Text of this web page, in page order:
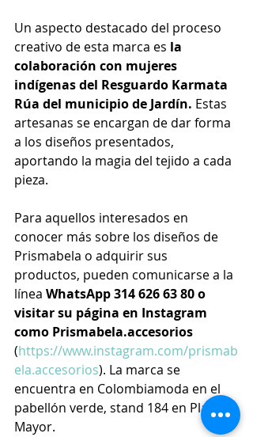
Un aspecto destacado del proceso
creativo de esta marca es la
colaboración con mujeres
indígenas del Resguardo Karmata
Rúa del municipio de Jardín. Estas
artesanas se encargan de dar forma
a los diseños presentados,
aportando la magia del tejido a cada
pieza.
Para aquellos interesados en
conocer más sobre los diseños de
Prismabela o adquirir sus
productos, pueden comunicarse a la
línea WhatsApp 314 626 63 80 o
visitar su página en Instagram
como Prismabela.accesorios
(https://www.instagram.com/prismab
ela.accesorios). La marca se
encuentra en Colombiamoda en el
pabellón verde, stand 184 en Plaza
Mayor.